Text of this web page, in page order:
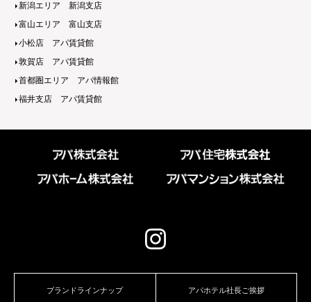
新潟エリア 新潟支店
富山エリア 富山支店
小松店 アパ賃貸館
敦賀店 アパ賃貸館
首都圏エリア アパ情報館
福井支店 アパ賃貸館
ブランドラインナップ アパホテル社長ご挨拶